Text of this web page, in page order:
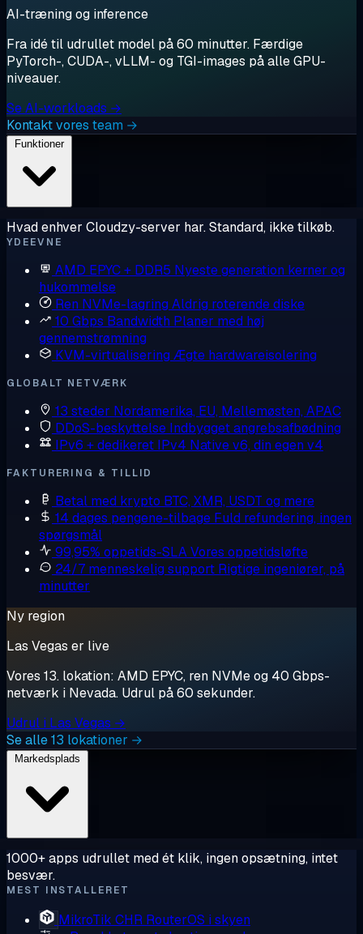
AI-træning og inference
Fra idé til udrullet model på 60 minutter. Færdige
PyTorch-, CUDA-, vLLM- og TGI-images på alle GPU-
niveauer.
Se AI-workloads →
Kontakt vores team →
Funktioner
Hvad enhver Cloudzy-server har. Standard, ikke tilkøb.
YDEEVNE
AMD EPYC + DDR5 Nyeste generation kerner og
hukommelse
Ren NVMe-lagring Aldrig roterende diske
10 Gbps Bandwidth Planer med høj
gennemstrømning
KVM-virtualisering Ægte hardwareisolering
GLOBALT NETVÆRK
13 steder Nordamerika, EU, Mellemøsten, APAC
DDoS-beskyttelse Indbygget angrebsafbødning
IPv6 + dedikeret IPv4 Native v6, din egen v4
FAKTURERING & TILLID
Betal med krypto BTC, XMR, USDT og mere
14 dages pengene-tilbage Fuld refundering, ingen
spørgsmål
99,95% oppetids-SLAVores oppetidsløfte
24/7 menneskelig support Rigtige ingeniører, på
minutter
Ny region
Las Vegas er live
Vores 13. lokation: AMD EPYC, ren NVMe og 40 Gbps-
netværk i Nevada. Udrul på 60 sekunder.
Udrul i Las Vegas →
Se alle 13 lokationer →
1000+ apps udrullet med ét klik, ingen opsætning, intet
besvær.
MEST INSTALLERET
MikroTik CHR RouterOS i skyen